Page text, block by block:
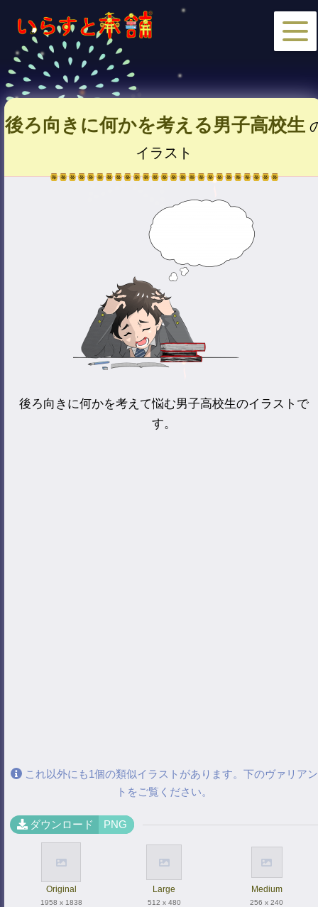
後ろ向きに何かを考える男子高校生
イラスト
後ろ向きに何かを考えて悩む男子高校生のイラストで
す。
これ以外にも1個の類似イラストがあります。下のヴァリアン
トをご覧ください。
ダウンロード PNG
Original
1958 x 1838
Large
512 x 480
Medium
256 x 240